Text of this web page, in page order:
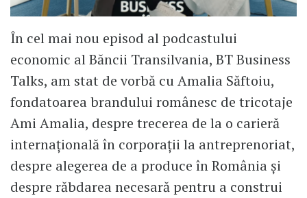
În cel mai nou episod al podcastului
economic al Băncii Transilvania, BT Business
Talks, am stat de vorbă cu Amalia Săftoiu,
fondatoarea brandului românesc de tricotaje
Ami Amalia, despre trecerea de la o carieră
internațională în corporații la antreprenoriat,
despre alegerea de a produce în România și
despre răbdarea necesară pentru a construi